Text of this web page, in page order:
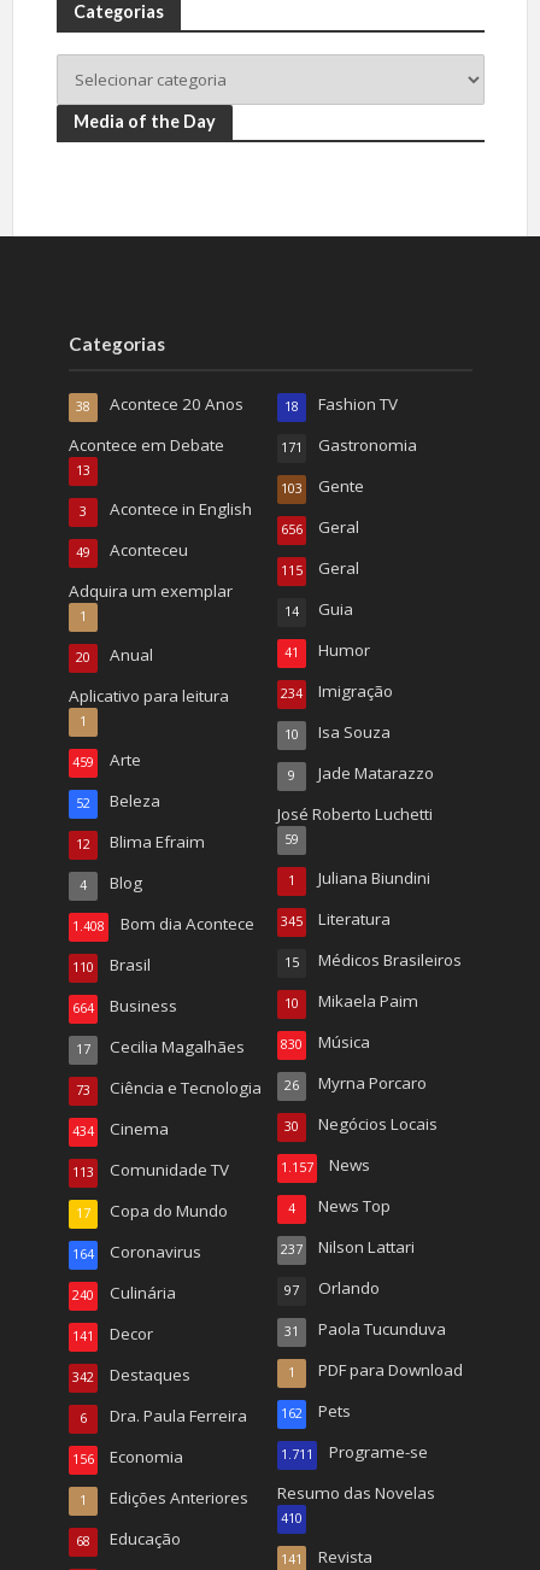
Categorias
Media of the Day
Categorias
Acontece 20 Anos
38
Acontece em Debate
13
Acontece in English
3
Aconteceu
49
Adquira um exemplar
1
Anual
20
Aplicativo para leitura
1
Arte
459
Beleza
52
Blima Efraim
12
Blog
4
Bom dia Acontece
1.408
Brasil
110
Business
664
Cecilia Magalhães
17
Ciência e Tecnologia
73
Cinema
434
Comunidade TV
113
Copa do Mundo
17
Coronavirus
164
Culinária
240
Decor
141
Destaques
342
Dra. Paula Ferreira
6
Economia
156
Edições Anteriores
1
Educação
68
Fashion TV
18
Gastronomia
171
Gente
103
Geral
656
Geral
115
Guia
14
Humor
41
Imigração
234
Isa Souza
10
Jade Matarazzo
9
José Roberto Luchetti
59
Juliana Biundini
1
Literatura
345
Médicos Brasileiros
15
Mikaela Paim
10
Música
830
Myrna Porcaro
26
Negócios Locais
30
News
1.157
News Top
4
Nilson Lattari
237
Orlando
97
Paola Tucunduva
31
PDF para Download
1
Pets
162
Programe-se
1.711
Resumo das Novelas
410
Revista
141